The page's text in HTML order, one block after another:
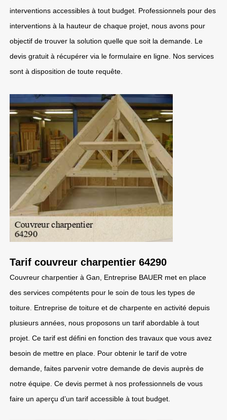
interventions accessibles à tout budget. Professionnels pour des
interventions à la hauteur de chaque projet, nous avons pour
objectif de trouver la solution quelle que soit la demande. Le
devis gratuit à récupérer via le formulaire en ligne. Nos services
sont à disposition de toute requête.
Tarif couvreur charpentier 64290
Couvreur charpentier à Gan, Entreprise BAUER met en place
des services compétents pour le soin de tous les types de
toiture. Entreprise de toiture et de charpente en activité depuis
plusieurs années, nous proposons un tarif abordable à tout
projet. Ce tarif est défini en fonction des travaux que vous avez
besoin de mettre en place. Pour obtenir le tarif de votre
demande, faites parvenir votre demande de devis auprès de
notre équipe. Ce devis permet à nos professionnels de vous
faire un aperçu d’un tarif accessible à tout budget.